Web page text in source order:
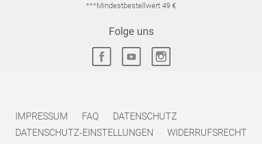
***Mindestbestellwert 49 €
Folge uns
IMPRESSUM FAQ
DATENSCHUTZ
DATENSCHUTZ-EINSTELLUNGEN
WIDERRUFSRECHT